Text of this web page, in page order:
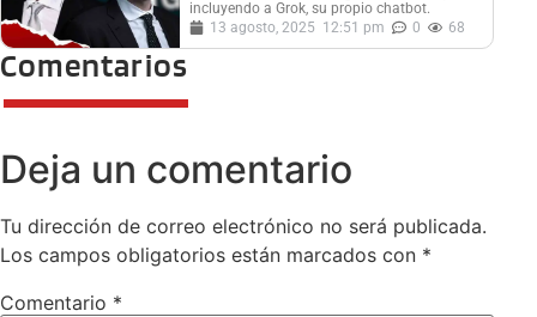
incluyendo a Grok, su propio chatbot.
13 agosto, 2025 12:51 pm 0 68
Comentarios
Deja un comentario
Tu dirección de correo electrónico no será publicada.
Los campos obligatorios están marcados con *
Comentario *